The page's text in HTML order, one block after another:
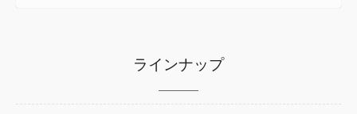
ラインナップ